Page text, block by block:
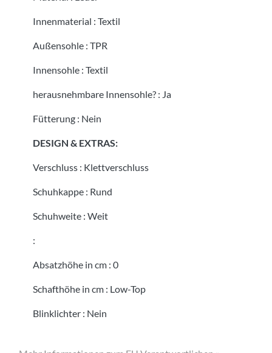
Innenmaterial : Textil
Außensohle : TPR
Innensohle : Textil
herausnehmbare Innensohle? : Ja
Fütterung : Nein
DESIGN & EXTRAS:
Verschluss : Klettverschluss
Schuhkappe : Rund
Schuhweite : Weit
:
Absatzhöhe in cm : 0
Schafthöhe in cm : Low-Top
Blinklichter : Nein